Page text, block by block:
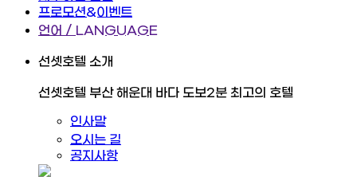
프로모션&이벤트
언어 / LANGUAGE
선셋호텔 소개
선셋호텔 부산 해운대 바다 도보2분 최고의 호텔
인사말
오시는 길
공지사항